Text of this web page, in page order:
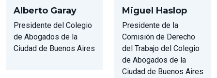
Alberto Garay
Presidente del Colegio
de Abogados de la
Ciudad de Buenos Aires
Miguel Haslop
Presidente de la
Comisión de Derecho
del Trabajo del Colegio
de Abogados de la
Ciudad de Buenos Aires